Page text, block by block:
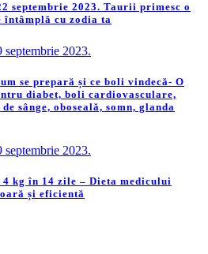
septembrie 2023. Taurii primesc o
întâmplă cu zodia ta
se prepară și ce boli vindecă- O
diabet, boli cardiovasculare,
sânge, oboseală, somn, glanda
4 kg în 14 zile – Dieta medicului
și eficientă